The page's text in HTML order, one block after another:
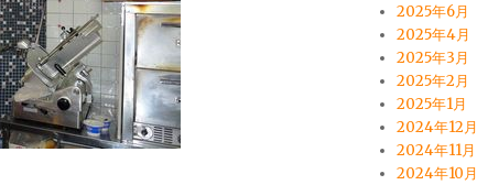
2025年6月
2025年4月
2025年3月
2025年2月
2025年1月
2024年12月
2024年11月
2024年10月